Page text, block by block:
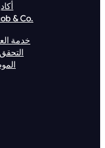
& Co.
خدمة